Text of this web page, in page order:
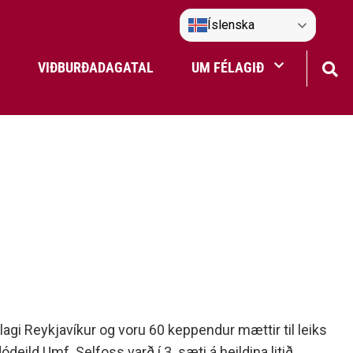
VIÐBURÐADAGATAL UM FÉLAGIÐ
Íslenska
Reykjavíkur og voru 60 keppendur mættir til leiks